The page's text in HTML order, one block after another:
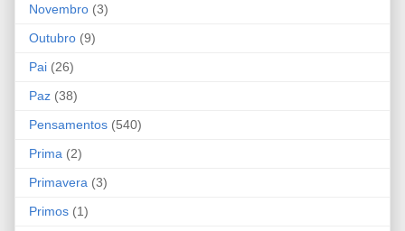
Novembro (3)
Outubro (9)
Pai (26)
Paz (38)
Pensamentos (540)
Prima (2)
Primavera (3)
Primos (1)